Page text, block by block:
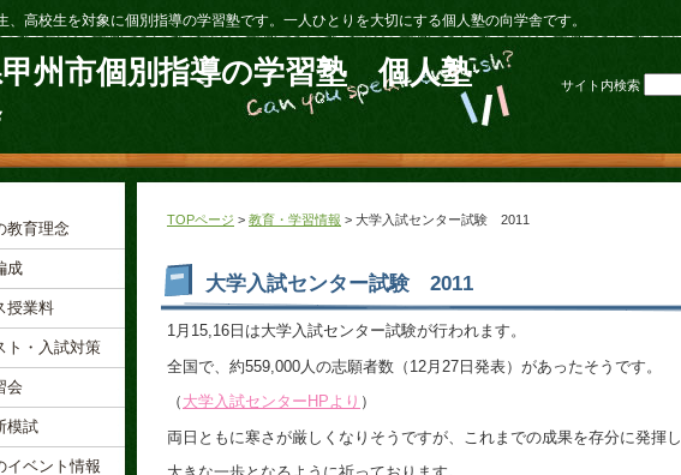
、高校生を対象に個別指導の学習塾です。一人ひとりを大切にする個人塾の向学舎です。
甲州市個別指導の学習塾 個人塾
サイト内検索
TOPページ > 教育・学習情報 > 大学入試センター試験 2011
大学入試センター試験 2011
1月15,16日は大学入試センター試験が行われます。
全国で、約559,000人の志願者数（12月27日発表）があったそうです。
（ 大学入試センターHPより ）
両日ともに寒さが厳しくなりそうですが、これまでの成果を存分に発揮し
教育理念
成
授業料
ト・入試対策
会
模試
イベント情報